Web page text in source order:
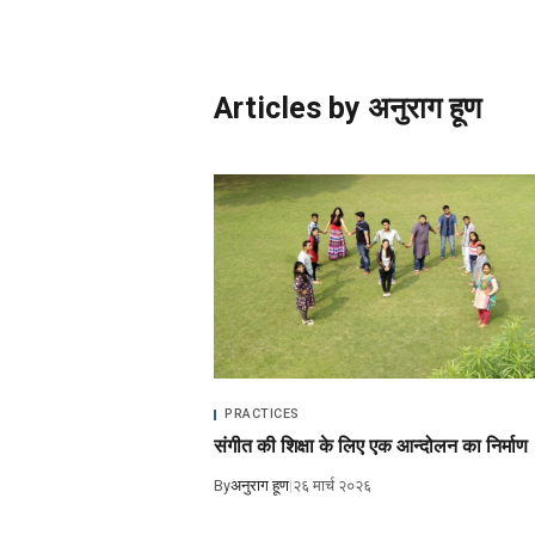
Articles by अनुराग हूण
PRACTICES
संगीत की शिक्षा के लिए एक आन्दोलन का निर्माण
Byअनुराग हूण|२६ मार्च २०२६